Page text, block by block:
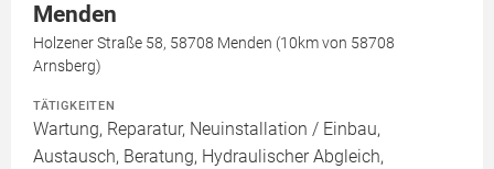
Menden
Holzener Straße 58, 58708 Menden (10km von 58708
Arnsberg)
TÄTIGKEITEN
Wartung, Reparatur, Neuinstallation / Einbau,
Austausch, Beratung, Hydraulischer Abgleich,